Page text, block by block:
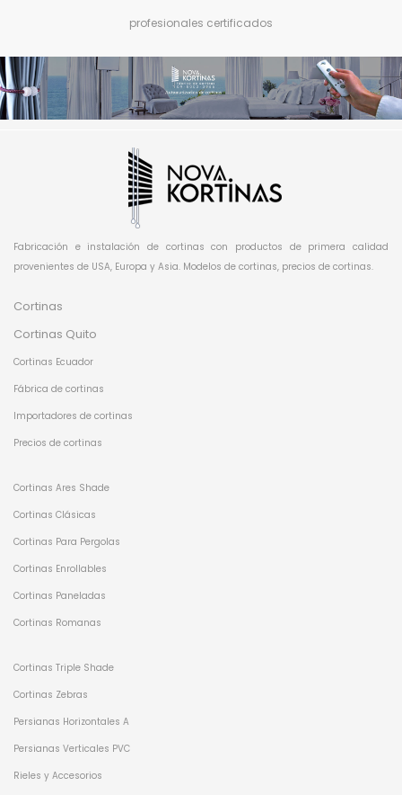
profesionales certificados
Fabricación e instalación de cortinas con productos de primera calidad
provenientes de USA, Europa y Asia. Modelos de cortinas, precios de cortinas.
Cortinas
Cortinas Quito
Cortinas Ecuador
Fábrica de cortinas
Importadores de cortinas
Precios de cortinas
Cortinas Ares Shade
Cortinas Clásicas
Cortinas Para Pergolas
Cortinas Enrollables
Cortinas Paneladas
Cortinas Romanas
Cortinas Triple Shade
Cortinas Zebras
Persianas Horizontales A
Persianas Verticales PVC
Rieles y Accesorios